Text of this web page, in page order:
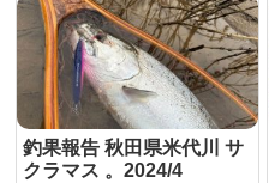
釣果報告 秋田県米代川 サ
クラマス 。2024/4